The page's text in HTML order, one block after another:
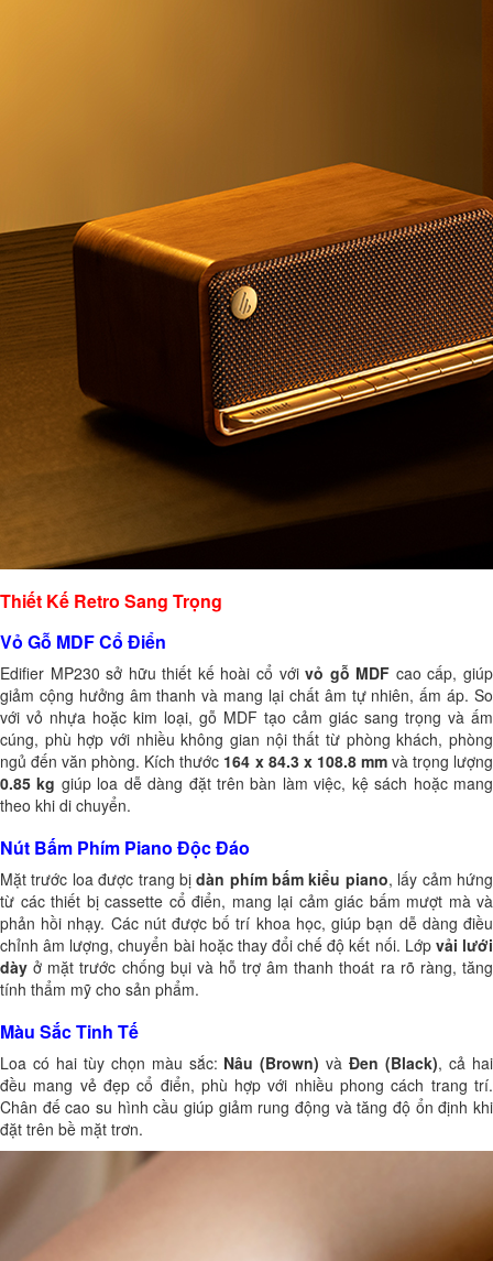
Thiết Kế Retro Sang Trọng
Vỏ Gỗ MDF Cổ Điển
Edifier MP230 sở hữu thiết kế hoài cổ vớivỏ gỗ MDF cao cấp, giúp
giảm cộng hưởng âm thanh và mang lại chất âm tự nhiên, ấm áp. So
với vỏ nhựa hoặc kim loại, gỗ MDF tạo cảm giác sang trọng và ấm
cúng, phù hợp với nhiều không gian nội thất từ phòng khách, phòng
ngủ đến văn phòng. Kích thước 164 x 84.3 x 108.8 mmvà trọng lượng
0.85 kg giúp loa dễ dàng đặt trên bàn làm việc, kệ sách hoặc mang
theo khi di chuyển.
Nút Bấm Phím Piano Độc Đáo
Mặt trước loa được trang bịdàn phím bấm kiểu piano, lấy cảm hứng
từ các thiết bị cassette cổ điển, mang lại cảm giác bấm mượt mà và
phản hồi nhạy. Các nút được bố trí khoa học, giúp bạn dễ dàng điều
chỉnh âm lượng, chuyển bài hoặc thay đổi chế độ kết nối. Lớp vải lưới
dày ở mặt trước chống bụi và hỗ trợ âm thanh thoát ra rõ ràng, tăng
tính thẩm mỹ cho sản phẩm.
Màu Sắc Tinh Tế
Loa có hai tùy chọn màu sắc: Nâu (Brown) vàĐen (Black), cả hai
đều mang vẻ đẹp cổ điển, phù hợp với nhiều phong cách trang trí.
Chân đế cao su hình cầu giúp giảm rung động và tăng độ ổn định khi
đặt trên bề mặt trơn.